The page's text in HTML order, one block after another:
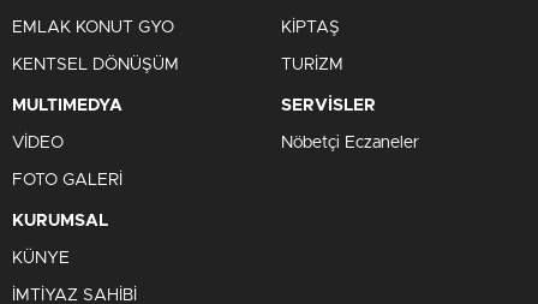
EMLAK KONUT GYO
KENTSEL DÖNÜŞÜM
KİPTAŞ
TURİZM
MULTIMEDYA
VİDEO
FOTO GALERİ
SERVİSLER
Nöbetçi Eczaneler
KURUMSAL
KÜNYE
İMTİYAZ SAHİBİ